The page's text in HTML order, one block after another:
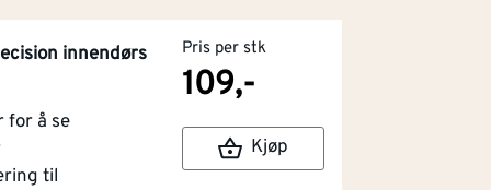
innendørs
for å se
til
Pris per stk
109,-
Kjøp